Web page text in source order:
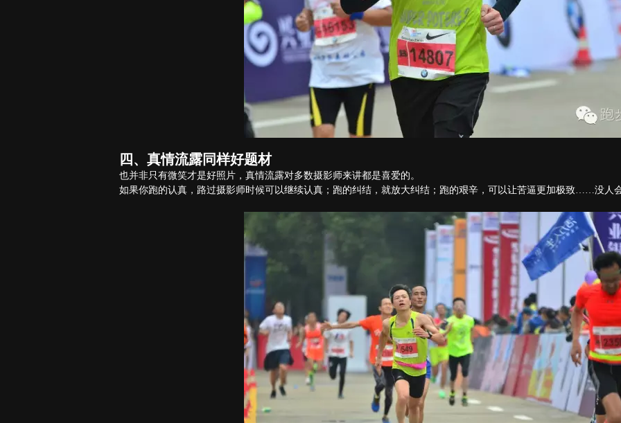
四、真情流露同样好题材
也并非只有微笑才是好照片，真情流露对多数摄影师来讲都是喜爱的。
如果你跑的认真，路过摄影师时候可以继续认真；跑的纠结，就放大纠结；跑的艰辛，可以让苦逼更加极致……没人